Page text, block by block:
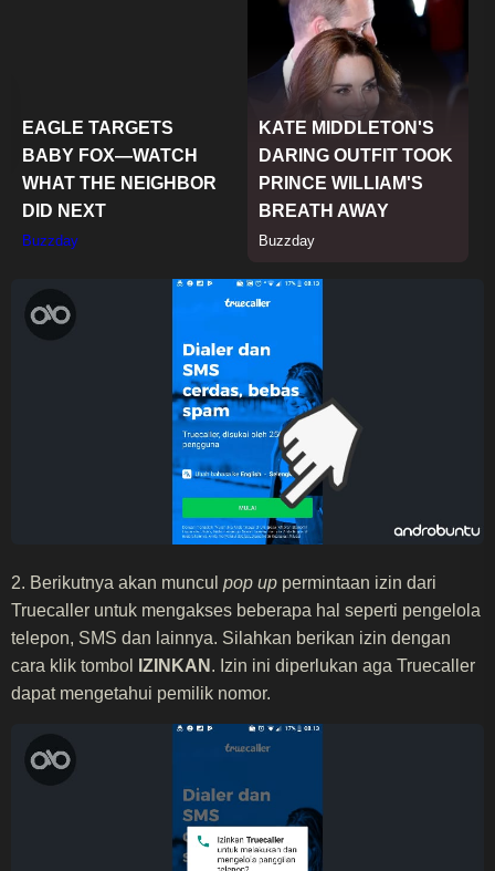
2. Berikutnya akan muncul pop up permintaan izin dari
Truecaller untuk mengakses beberapa hal seperti pengelola
telepon, SMS dan lainnya. Silahkan berikan izin dengan
cara klik tombol
IZINKAN . Izin ini diperlukan aga Truecaller
dapat mengetahui pemilik nomor.